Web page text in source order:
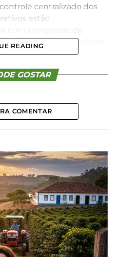
centralizado dos
estão
porte administram suas
é a possibilidade de
diretamente pelo
com o ERP e
Isso permite que
equipes ou
tornando o planejamento
Assim, custos com
veículos corporativos,
compras online são
conta.
é otimizada. Na
são reembolsados por
READING
GOSTAR
COMENTAR